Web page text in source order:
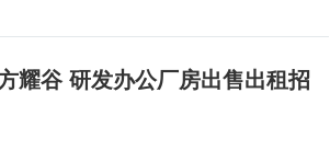
耀谷 研发办公厂房出售出租招